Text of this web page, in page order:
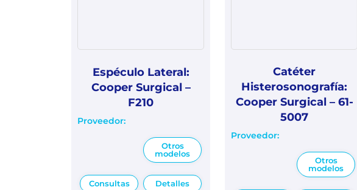
Espéculo Lateral:
Cooper Surgical –
F210
Proveedor:
Otros
modelos
Consultas Detalles
Catéter
Histerosonografía:
Cooper Surgical – 61-
5007
Proveedor:
Otros
modelos